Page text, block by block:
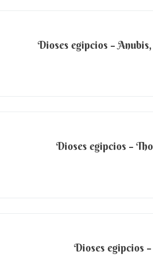
Dioses egipcios –
Dioses egipcios –
Dioses egipcios